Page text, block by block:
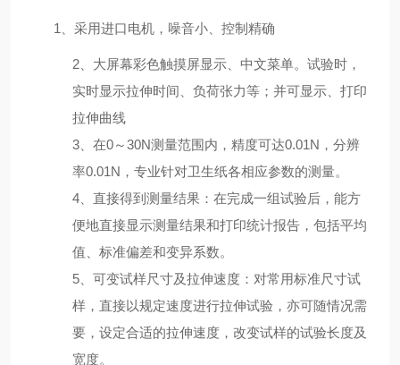
1 采用进口电机 ，噪音小、控制精确
2 大屏幕彩色触摸屏显示 、中文菜单。试验时，
实时显示拉伸时间、负荷张力等；并可显示、打印
拉伸曲线
3 、在0～30N测量范围内，精度可达0.01N ，分辨
率0.01N ，专业针对卫生纸各相应参数的测量。
4 、直接得到测量结果：在完成一组试验后，能方
便地直接显示测量结果和打印统计报告，包括平均
值、标准偏差和变异系数。
5 、可变试样尺寸及拉伸速度：对常用标准尺寸试
样，直接以规定速度进行拉伸试验，亦可随情况需
要，设定合适的拉伸速度，改变试样的试验长度及
宽度。